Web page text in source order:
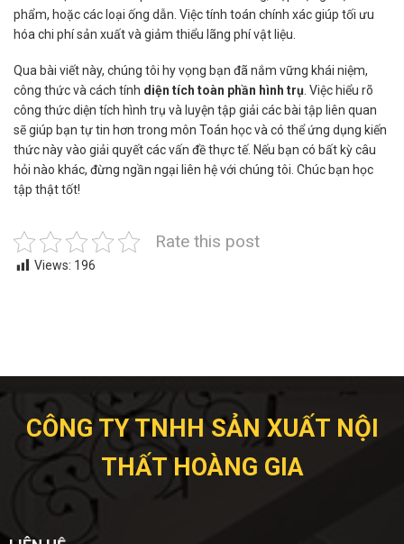
phẩm, hoặc các loại ống dẫn. Việc tính toán chính xác giúp tối ưu
hóa chi phí sản xuất và giảm thiểu lãng phí vật liệu.
Qua bài viết này, chúng tôi hy vọng bạn đã nắm vững khái niệm,
công thức và cách tính diện tích toàn phần hình trụ. Việc hiểu rõ
công thức diện tích hình trụ và luyện tập giải các bài tập liên quan
sẽ giúp bạn tự tin hơn trong môn Toán học và có thể ứng dụng kiến
thức này vào giải quyết các vấn đề thực tế. Nếu bạn có bất kỳ câu
hỏi nào khác, đừng ngần ngại liên hệ với chúng tôi. Chúc bạn học
tập thật tốt!
Rate this post
Views: 196
CÔNG TY TNHH SẢN XUẤT NỘI
THẤT HOÀNG GIA